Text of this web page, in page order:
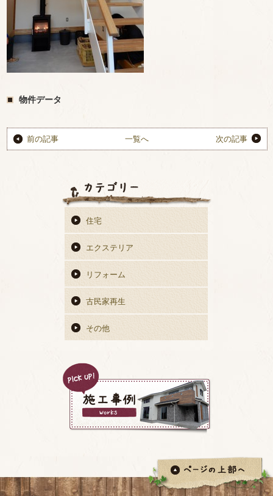
物件データ
前の記事 一覧へ 次の記事
住宅
エクステリア
リフォーム
古民家再生
その他